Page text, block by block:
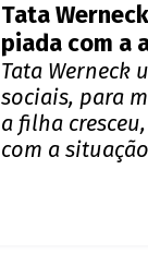
Tata
piada com a
Tata Werneck
sociais, para
a filha
com a situação